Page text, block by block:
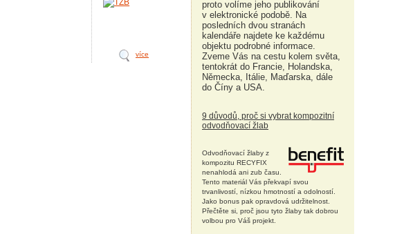
více
proto volíme jeho publikování
v elektronické podobě. Na
posledních dvou stranách
kalendáře najdete ke každému
objektu podrobné informace.
Zveme Vás na cestu kolem světa,
tentokrát do Francie, Holandska,
Německa, Itálie, Maďarska, dále
do Číny a USA.
9 důvodů, proč si vybrat kompozitní
odvodňovací žlab
Odvodňovací žlaby z
kompozitu RECYFIX
nenahlodá ani zub času.
Tento materiál Vás překvapí svou
trvanlivostí, nízkou hmotností a odolností.
Jako bonus pak opravdová udržitelnost.
Přečtěte si, proč jsou tyto žlaby tak dobrou
volbou pro Váš projekt.